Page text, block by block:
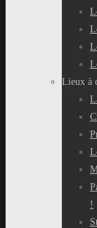
Lieux à
!